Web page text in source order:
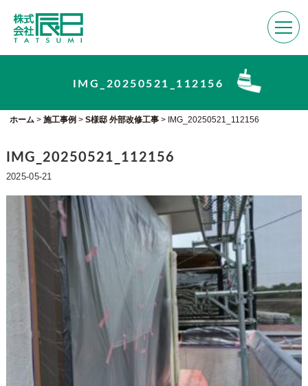
IMG_20250521_112156
ホーム> 施工事例 > S様邸 外部改修工事> IMG_20250521_112156
IMG_20250521_112156
2025-05-21